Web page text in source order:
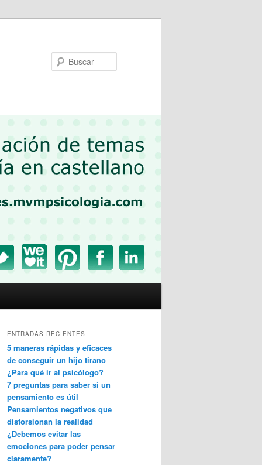
ENTRADAS RECIENTES
5 maneras rápidas y eficaces
de conseguir un hijo tirano
¿Para qué ir al psicólogo?
7 preguntas para saber si un
pensamiento es útil
Pensamientos negativos que
distorsionan la realidad
¿Debemos evitar las
emociones para poder pensar
claramente?